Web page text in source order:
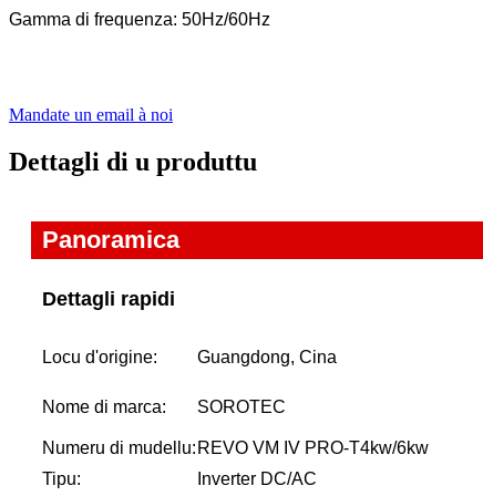
Gamma di frequenza: 50Hz/60Hz
Mandate un email à noi
Dettagli di u produttu
Panoramica
Dettagli rapidi
Locu d'origine: Guangdong, Cina
Nome di marca: SOROTEC
Numeru di mudellu: REVO VM IV PRO-T4kw/6kw
Tipu:
Inverter DC/AC